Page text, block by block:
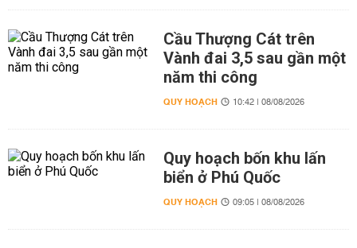
Cầu Thượng Cát trên
Vành đai 3,5 sau gần một
năm thi công
QUY HOẠCH 10:42 | 08/08/2026
Quy hoạch bốn khu lấn
biển ở Phú Quốc
QUY HOẠCH 09:05 | 08/08/2026